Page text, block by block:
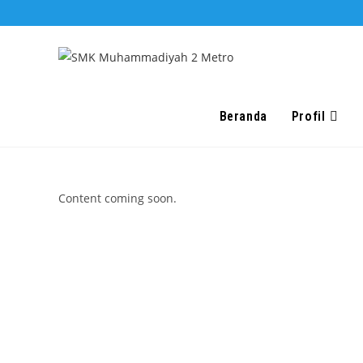
to
Beranda Profil
Content coming soon.